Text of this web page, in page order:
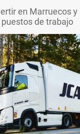
en Marruecos
puestos de trabajo